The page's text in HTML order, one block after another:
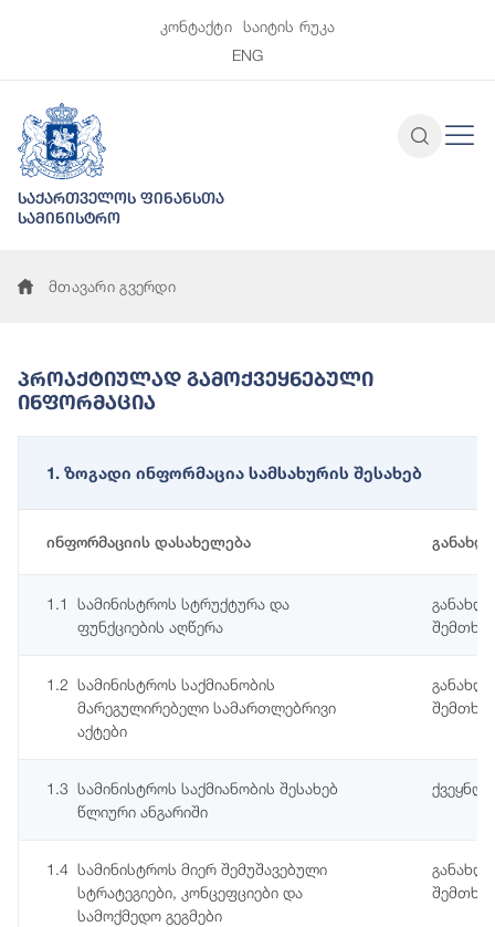
კონტაქტი
საიტის რუკა
ENG
საქართველოს ფინანსთა
სამინისტრო
მთავარი გვერდი
Პროაქტიულად Გამოქვეყნებული
Ინფორმაცია
1. ზოგადი ინფორმაცია სამსახურის შესახებ
ინფორმაციის დასახელება
1.1
სამინისტროს სტრუქტურა და
ფუნქციების აღწერა
1.2 სამინისტროს საქმიანობის
მარეგულირებელი სამართლებრივი
აქტები
1.3 სამინისტროს საქმიანობის შესახებ
წლიური ანგარიში
1.4 სამინისტროს მიერ შემუშავებული
სტრატეგიები, კონცეფციები და
სამოქმედო გეგმები